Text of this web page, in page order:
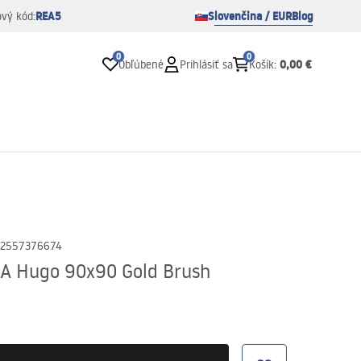
kód:REA5 Slovenčina / EURBlog
0
Obľúbené Prihlásiť sa
0
Košík: 0,00 €
Hugo 90x90 Gold Brush